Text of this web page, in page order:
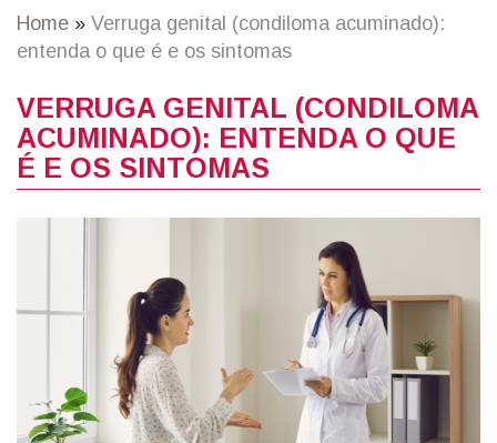
Breadcrumb
Home
Verruga genital (condiloma acuminado):
entenda o que é e os sintomas
VERRUGA GENITAL (CONDILOMA
ACUMINADO): ENTENDA O QUE
É E OS SINTOMAS